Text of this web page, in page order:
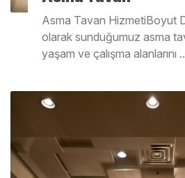
Asma Tavan HizmetiBoyut
olarak sunduğumuz asma
yaşam ve çalışma alanlarını